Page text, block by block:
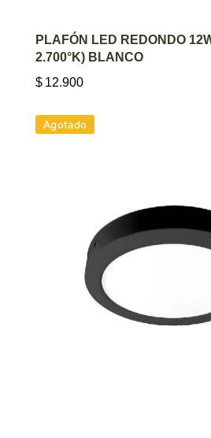
AGREGAR AL
PLAFÓN LED REDONDO
2.700°K) BLANCO
$ 12.900
Agotado